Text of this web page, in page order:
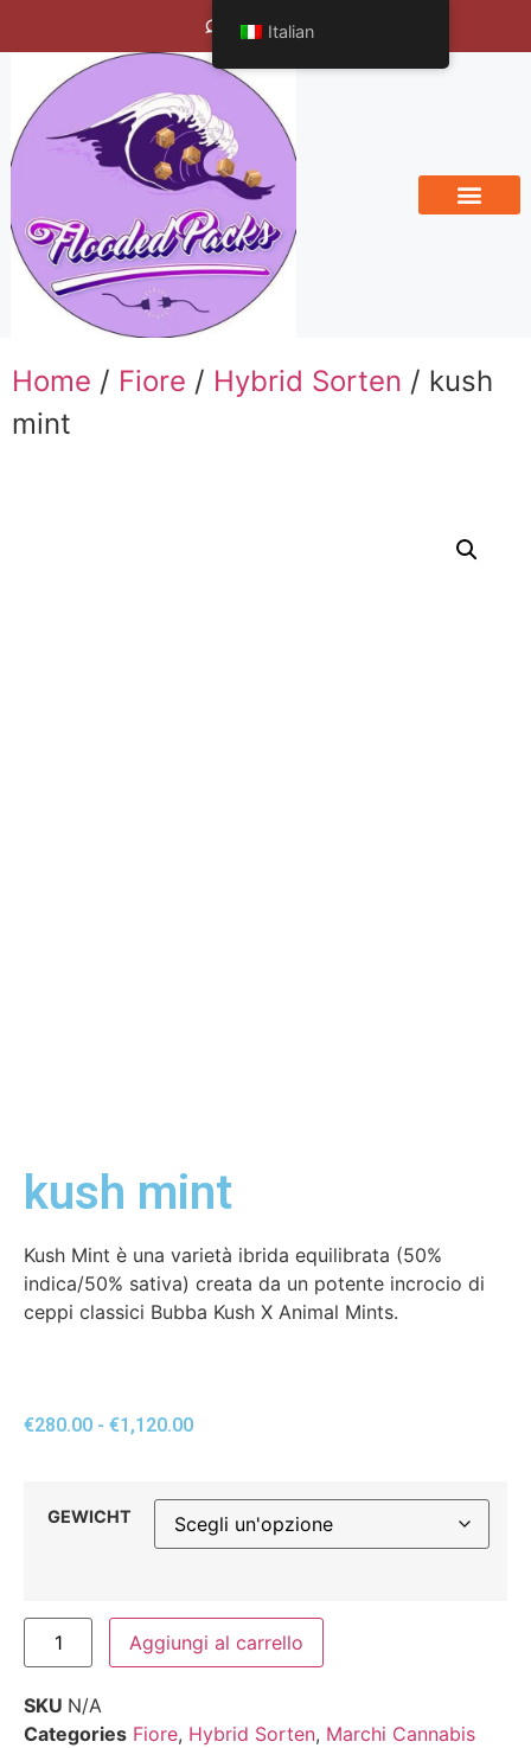
Bengals Vineyard
Home / Fiore / Hybrid Sorten / kush
mint
kush mint
Kush Mint è una varietà ibrida equilibrata (50%
indica/50% sativa) creata da un potente incrocio di
ceppi classici Bubba Kush X Animal Mints.
€280.00 - €1,120.00
GEWICHT
Aggiungi al carrello
SKU N/A
Categories Fiore, Hybrid Sorten, Marchi Cannabis
Italian